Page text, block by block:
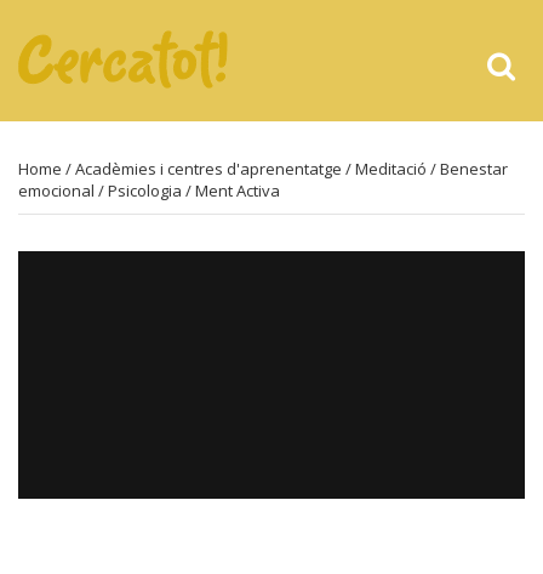
Home /Acadèmies i centres d'aprenentatge /Meditació /Benestar
emocional /Psicologia / Ment Activa